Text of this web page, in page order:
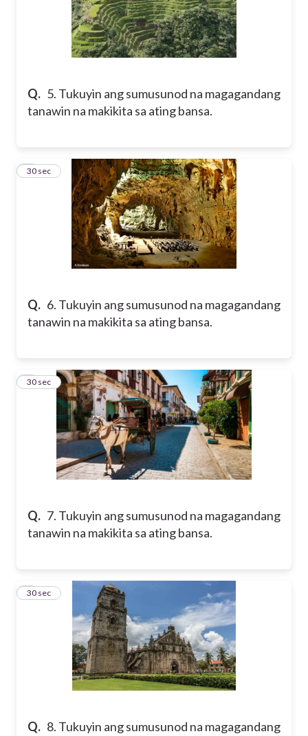
Q. 5. Tukuyin ang sumusunod na magagandang
tanawin na makikita sa ating bansa.
Q. 6. Tukuyin ang sumusunod na magagandang
tanawin na makikita sa ating bansa.
6
30 sec
Q. 7. Tukuyin ang sumusunod na magagandang
tanawin na makikita sa ating bansa.
7
30 sec
Q. 8. Tukuyin ang sumusunod na magagandang
8
30 sec